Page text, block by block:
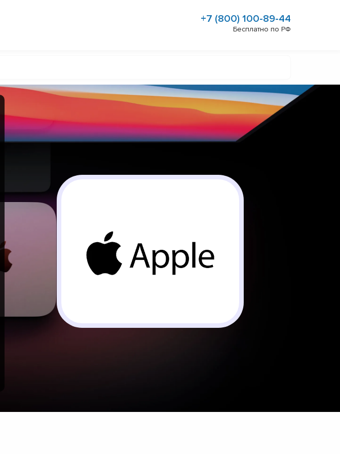
+7 (800) 100-89-44
Бесплатно по РФ